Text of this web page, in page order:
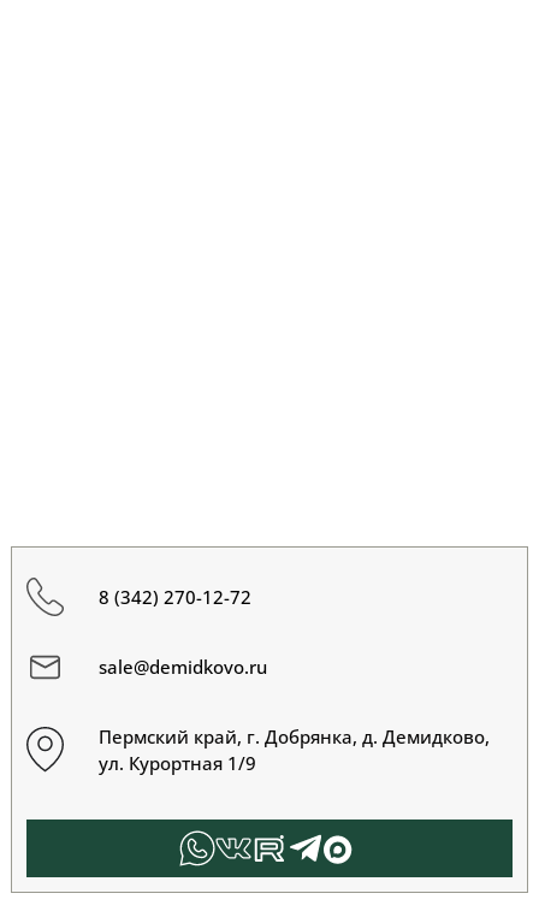
8 (342) 270-12-72
sale@demidkovo.ru
Пермский край, г. Добрянка, д. Демидково,
ул. Курортная 1/9